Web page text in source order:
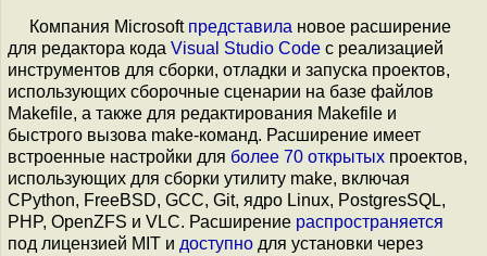
Компания Microsoft представила новое расширение
для редактора кода Visual Studio Code с реализацией
инструментов для сборки, отладки и запуска проектов,
использующих сборочные сценарии на базе файлов
Makefile, а также для редактирования Makefile и
быстрого вызова make-команд. Расширение имеет
встроенные настройки для более 70 открытых проектов,
использующих для сборки утилиту make, включая
CPython, FreeBSD, GCC, Git, ядро Linux, PostgresSQL,
PHP, OpenZFS и VLC. Расширение распространяется
под лицензией MIT и доступно для установки через